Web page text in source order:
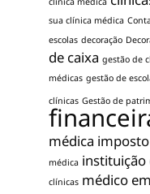
sua clínica médica
escolas decoração
de caixa gestão de
médicas gestão de
clínicas Gestão de
médica
médica instituição
clínicas médico